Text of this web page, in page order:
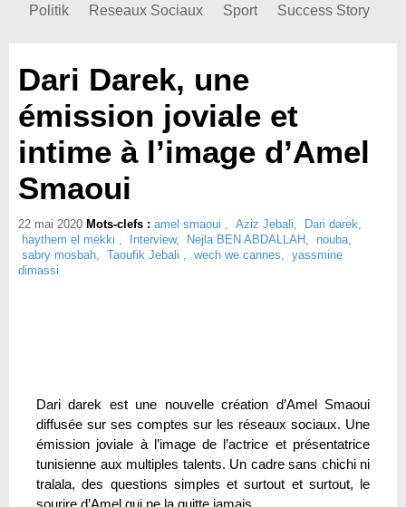
Politik
Reseaux Sociaux Sport Success Story
Dari Darek, une
émission joviale et
intime à l’image d’Amel
Smaoui
22 mai 2020 Mots-clefs : amel smaoui , Aziz Jebali, Dari darek,
haythem el mekki , Interview, Nejla BEN ABDALLAH , nouba,
sabry mosbah, Taoufik Jebali , wech we cannes, yassmine
dimassi
Dari darek est une nouvelle création d’Amel Smaoui
diffusée sur ses comptes sur les réseaux sociaux. Une
émission joviale à l’image de l’actrice et présentatrice
tunisienne aux multiples talents. Un cadre sans chichi ni
tralala, des questions simples et surtout et surtout, le
sourire d’Amel qui ne la quitte jamais.